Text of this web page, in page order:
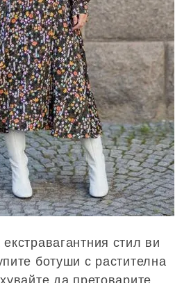
стил ви
ботуши с растителна
да претоварите